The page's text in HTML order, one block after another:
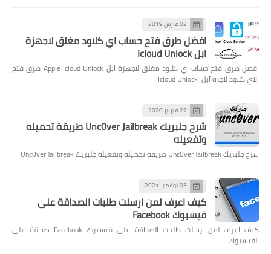
02 مارس 2019
افضل طرق فتح حساب اي كلاود مغلق لاجهزة
ابل Icloud Unlock
افضل طرق فتح حساب اي كلاود مغلق لاجهزة ابل Apple Icloud Unlock طرق فتح
الاي كلاود لاجزة آبل Icloud Unlock
27 فبراير 2020
شرح جلبريك Unc0ver Jailbreak طريقة تحميله
وتفعيله
شرح جلبريك Unc0ver Jailbreak طريقة تحميله وتفعيله جلبريك Unc0ver Jailbreak
03 نوفمبر 2021
كيف اعرف لمن ارسلت طلبات الصداقة على
فيسبوك Facebook
كيف اعرف لمن ارسلت طلبات الصداقة على فيسبوك Facebook صداقة على
الفيسبوك